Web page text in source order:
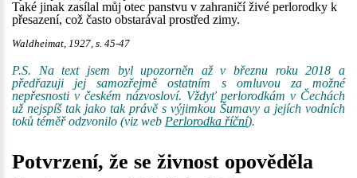
Také jinak zasílal můj otec panstvu v zahraničí živé perlorodky k
přesazení, což často obstarával prostřed zimy.
Waldheimat, 1927, s. 45-47
P.S. Na text jsem byl upozorněn až v březnu roku 2018 a
předřazuji jej samozřejmě ostatním s omluvou za možné
nepřesnosti v českém názvosloví. Vždyť perlorodkám v Čechách
už nejspíš tak jako tak právě s výjimkou Šumavy a jejích vodních
toků téměř odzvonilo (viz web Perlorodka říční).
Potvrzení, že se živnost opověděla